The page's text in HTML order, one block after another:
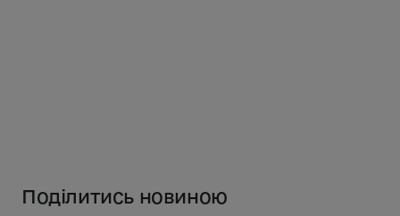
Поділитись новиною